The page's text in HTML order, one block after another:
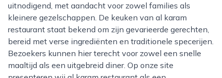
uitnodigend, met aandacht voor zowel families als
kleinere gezelschappen. De keuken van al karam
restaurant staat bekend om zijn gevarieerde gerechten,
bereid met verse ingrediënten en traditionele specerijen.
Bezoekers kunnen hier terecht voor zowel een snelle
maaltijd als een uitgebreid diner. Op onze site